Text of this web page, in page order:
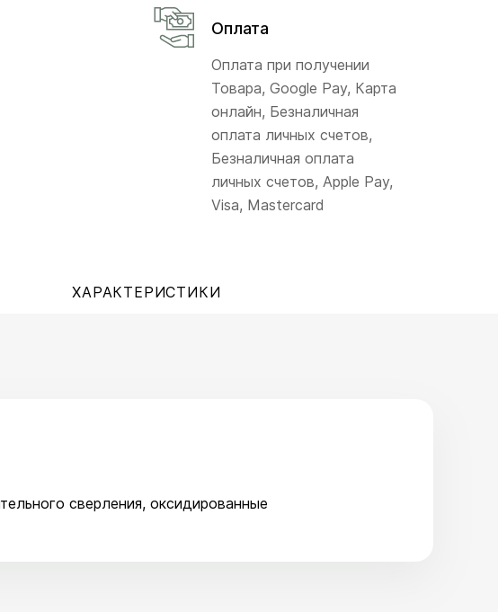
Оплата
Оплата при получении
Товара, Google Pay, Карта
онлайн, Безналичная
оплата личных счетов,
Безналичная оплата
личных счетов, Apple Pay,
Visa, Mastercard
ХАРАКТЕРИСТИКИ
сверления, оксидированные